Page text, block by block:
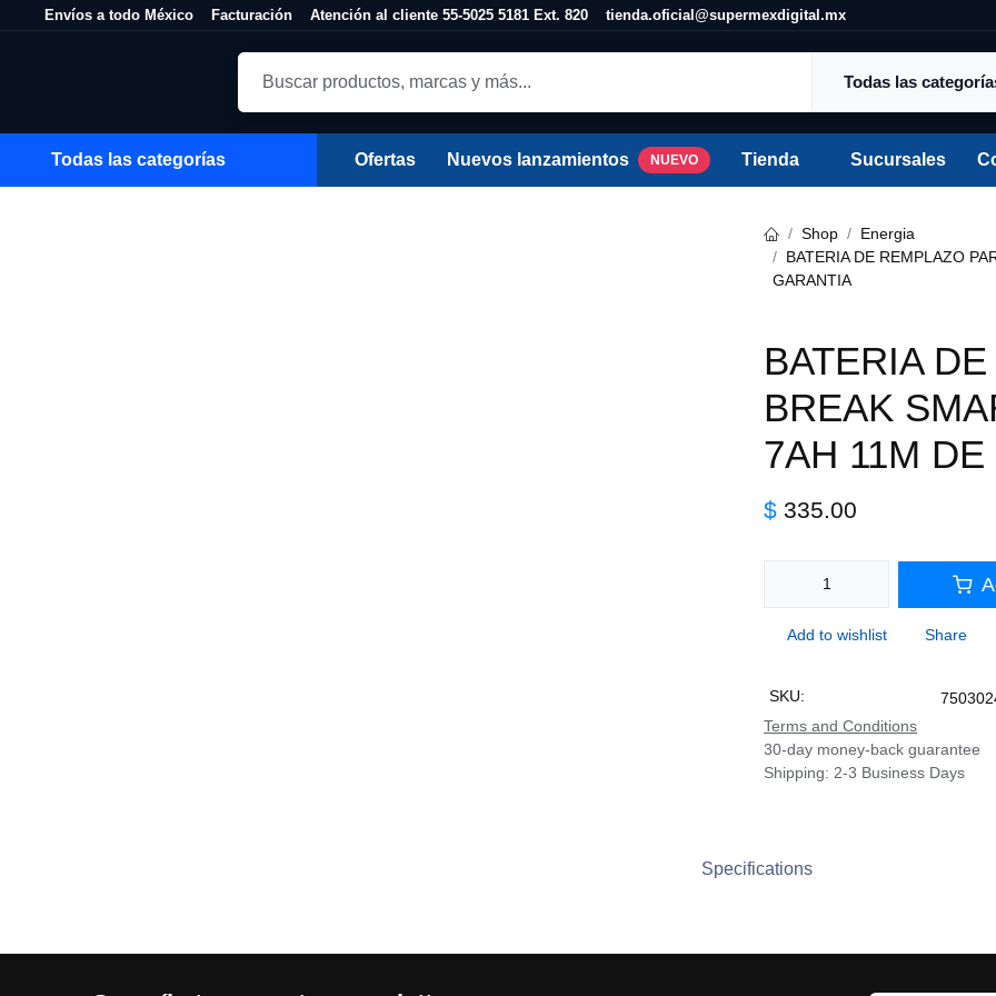
Skip to Content
Envíos a todo México Facturación Atención al cliente 55-5025 5181 Ext. 820 tienda.oficial@supermexdigital.mx
Todas las categorías
Todas las categorías Ofertas Nuevos lanzamientos NUEVO Tienda Sucursales
Shop
Energia
BATERIA DE REMPLAZO
GARANTIA
BATERIA
BREAK
7AH 11M DE
$ 335.00
Add to wishlist Share
SKU:
Terms and Conditions
30-day money-back guarantee
Shipping: 2-3 Business Days
Specifications